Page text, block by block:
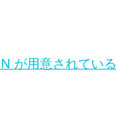
が用意されている